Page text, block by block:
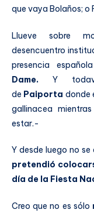
que vaya Bolaños; o
Llueve sobre
desencuentro
presencia
Dame. Y
de Paiporta donde
gallinacea
estar.-
Y desde luego no
pretendió
día de la Fiesta
Creo que no es sólo